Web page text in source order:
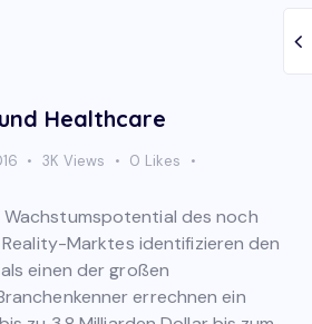
Healthcare
3K Views 0 Likes
Wachstumspotential des noch
Marktes identifizieren den
einen der großen
errechnen ein